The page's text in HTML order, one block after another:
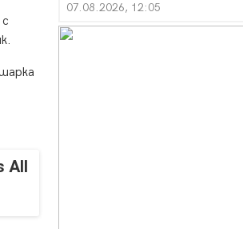
All
07.08.2026, 12:05
Да отговорим на жегите с